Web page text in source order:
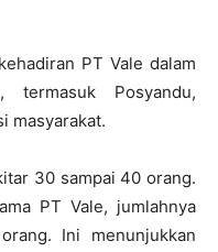
PT Vale dalam
termasuk Posyandu,
masyarakat.
30 sampai 40 orang.
PT Vale, jumlahnya
Ini menunjukkan